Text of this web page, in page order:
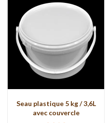
Seau plastique 5 kg / 3,6L
avec couvercle